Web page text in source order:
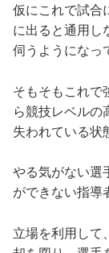
仮にこれで試合
に出ると通用し
伺うようになっ
そもそもこれで
ら競技レベルの
失われている状
やる気がない選
ができない指導
立場を利用して